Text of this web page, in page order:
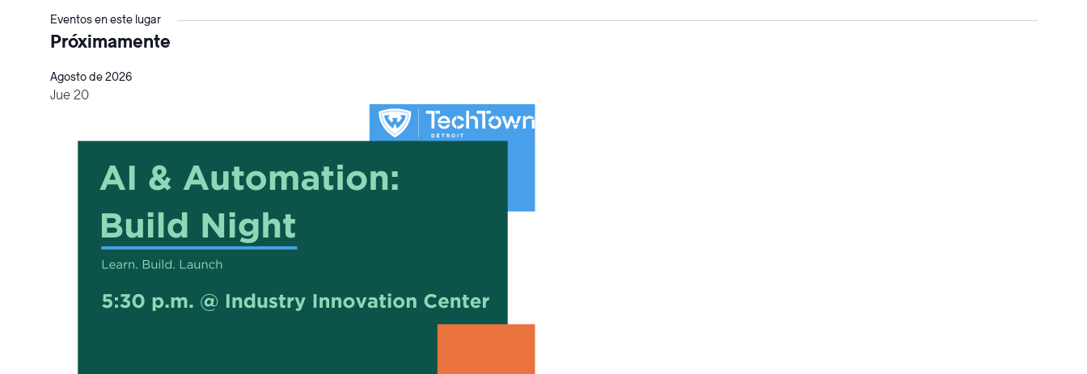
Eventos en este lugar
Próximamente
la
fecha.
Agosto de 2026
Jue 20